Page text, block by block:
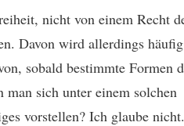
nicht von einem Recht
Davon wird allerdings häufig
sobald bestimmte Formen
sich unter einem solchen
vorstellen? Ich glaube